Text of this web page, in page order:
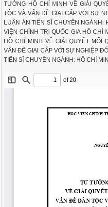
TƯỞNG HỒ CHÍ MINH VỀ GIẢI
TỘC VÀ VẤN ĐỀ GIAI CẤP VỚI SỰ
LUẬN ÁN TIẾN SĨ CHUYÊN NGÀNH:
VIỆN CHÍNH TRỊ QUỐC GIA HỒ CHÍ
HỒ CHÍ MINH VỀ GIẢI QUYẾT MỐI
VẤN ĐỀ GIAI CẤP VỚI SỰ NGHIỆP
TIẾN SĨ CHUYÊN NGÀNH: HỒ CHÍ MIN